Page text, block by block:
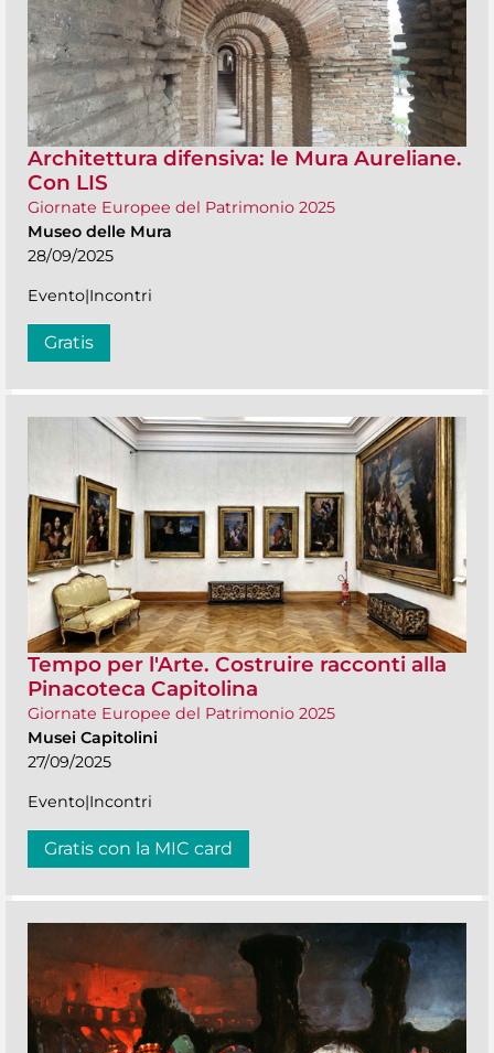
Architettura difensiva: le Mura Aureliane.
Con LIS
Giornate Europee del Patrimonio 2025
Museo delle Mura
28/09/2025
Evento|Incontri
Gratis
Tempo per l'Arte. Costruire racconti alla
Pinacoteca Capitolina
Giornate Europee del Patrimonio 2025
Musei Capitolini
27/09/2025
Evento|Incontri
Gratis con la MIC card